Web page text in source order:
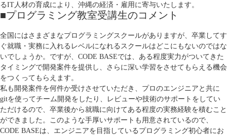
るIT人材の育成により、沖縄の経済・雇用に寄与いたします。
■プログラミング教室受講生のコメント
全国にはさまざまなプログラミングスクールがありますが、卒業してす
ぐ就職・実務に入れるレベルになれるスクールはどこにもないのではな
いでしょうか。ですが、CODE BASEでは、ある程度実力がついてきた
タイミングで開発案件を提供し、さらに深い学習をさせてもらえる機会
をつくってもらえます。
私も開発案件を何件か受けさせていただき、プロのエンジニアと共に
gitを使ってチーム開発をしたり、レビューや技術のサポートをしてい
ただけるので、卒業後から就職に向けてある程度の実務経験を積むこと
ができました。このような手厚いサポートも用意されているので、
CODE BASEは、エンジニアを目指しているプログラミング初心者にお